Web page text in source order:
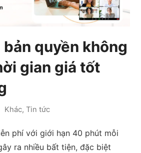
bản quyền không
gian giá tốt
Khác,Tin tức
phí với giới hạn 40 phút mỗi
ra nhiều bất tiện, đặc biệt